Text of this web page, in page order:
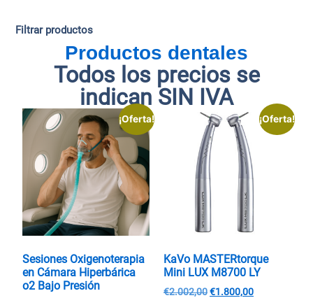
Filtrar productos
Productos dentales
Todos los precios se
indican SIN IVA
¡Oferta!
Sesiones Oxigenoterapia
en Cámara Hiperbárica
o2 Bajo Presión
¡Oferta!
KaVo MASTERtorque
Mini LUX M8700 LY
€2.002,00€1.800,00